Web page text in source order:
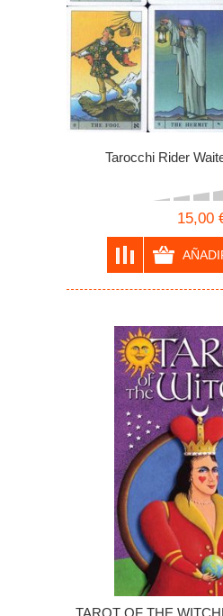
Tarocchi Rider
15,00
TAROT OF THE